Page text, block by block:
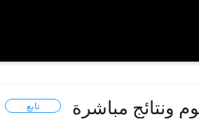
ونتائج مباشرة تابع